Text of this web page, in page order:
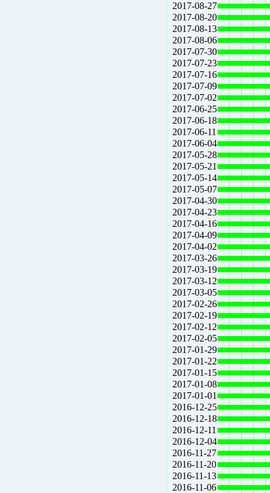
2017-08-27
2017-08-20
2017-08-13
2017-08-06
2017-07-30
2017-07-23
2017-07-16
2017-07-09
2017-07-02
2017-06-25
2017-06-18
2017-06-11
2017-06-04
2017-05-28
2017-05-21
2017-05-14
2017-05-07
2017-04-30
2017-04-23
2017-04-16
2017-04-09
2017-04-02
2017-03-26
2017-03-19
2017-03-12
2017-03-05
2017-02-26
2017-02-19
2017-02-12
2017-02-05
2017-01-29
2017-01-22
2017-01-15
2017-01-08
2017-01-01
2016-12-25
2016-12-18
2016-12-11
2016-12-04
2016-11-27
2016-11-20
2016-11-13
2016-11-06